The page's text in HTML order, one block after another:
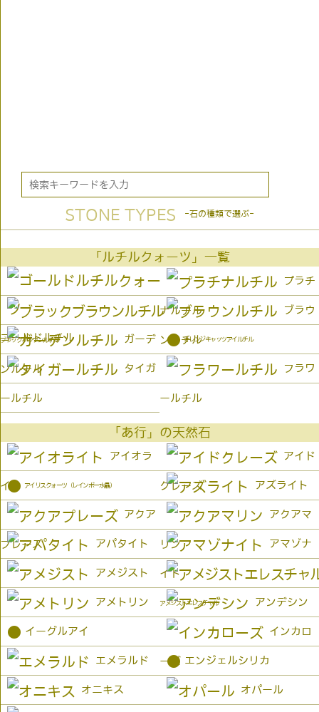
STONE TYPES -石の種類で選ぶ-
「ルチルクォーツ」一覧
ゴールドルチル
プラチ
ナルチル
ブラックブラウンルチル
ブラウ
ンルチル
ガーデ
ンルチル
● オレンジキャッツアイルチル
タイガ
ールチル
フラワ
ールチル
「あ行」の天然石
アイオラ
イト
アイド
クレーズ
● アイリスクォーツ（レインボー水晶） アズライト
アクア
プレーズ
アクアマ
リン
アパタイト アマゾナ
イト
アメジスト
アメジストエレスチャル
アメトリン アンデシン
● イーグルアイ インカロ
ーズ
エメラルド ● エンジェルシリカ
オニキス オパール